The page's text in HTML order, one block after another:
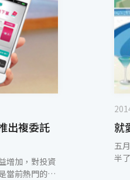
出複委託
增加，對投資
當前熱門的投
就
五
半